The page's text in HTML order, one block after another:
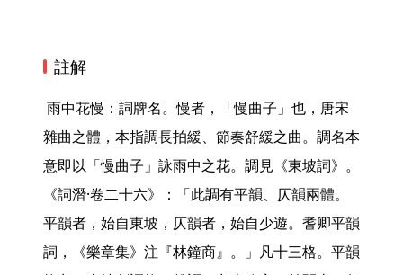
註解
雜曲之體，本指調長拍緩、節奏舒緩之曲。調名本
意即以「慢曲子」詠雨中之花。調見《東坡詞》。
《詞潛·卷二十六》：「此調有平韻、仄韻兩體。
平韻者，始自東坡，仄韻者，始自少遊。耆卿平韻
詞，《樂章集》注『林鐘商』。」凡十三格。平韻